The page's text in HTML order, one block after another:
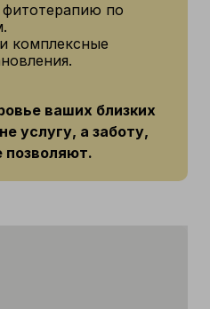
по
комплексные
ваших близких
услугу, а заботу,
позволяют.